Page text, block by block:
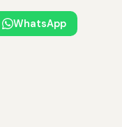
WhatsApp